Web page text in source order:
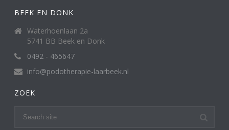
BEEK EN DONK
Waterhoenlaan 2a
5741 BB Beek en Donk
0492 - 465647
info@podotherapie-laarbeek.nl
ZOEK